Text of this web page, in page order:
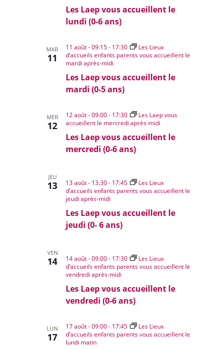
Les Laep vous accueillent le
lundi (0-6 ans)
MAR
11
Les Laep vous accueillent le
mardi (0-5 ans)
11 août - 09:15- 17:30
Les Lieux
d’accueils enfants parents vous accueillent le
mardi après-midi
MER
12
Les Laep vous accueillent le
mercredi (0-6 ans)
12 août - 09:00- 17:30
Les Laep vous
accueillent le mercredi après-midi
JEU
13
Les Laep vous accueillent le
jeudi (0- 6 ans)
13 août - 13:30- 17:45
Les Lieux
d’accueils enfants parents vous accueillent le
jeudi après-midi
VEN
14
Les Laep vous accueillent le
vendredi (0-6 ans)
14 août - 09:00- 17:30
Les Lieux
d’accueils enfants parents vous accueillent le
vendredi après-midi
LUN
17
17 août - 09:00- 17:45
Les Lieux
d’accueils enfants parents vous accueillent le
lundi matin